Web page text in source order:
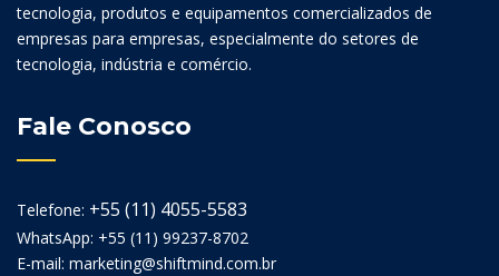
tecnologia, produtos e equipamentos comercializados de
empresas para empresas, especialmente do setores de
tecnologia, indústria e comércio.
Fale Conosco
Telefone: +55 (11) 4055-5583
WhatsApp: +55 (11) 99237-8702
E-mail: marketing@shiftmind.com.br